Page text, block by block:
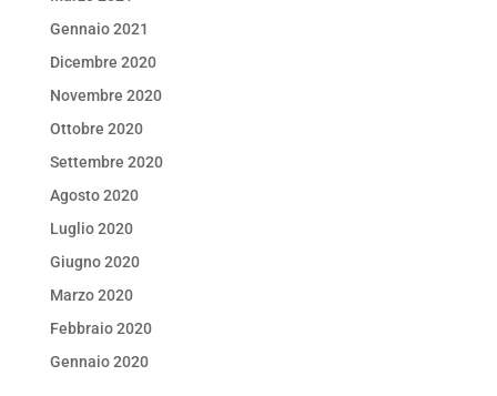
Gennaio 2021
Dicembre 2020
Novembre 2020
Ottobre 2020
Settembre 2020
Agosto 2020
Luglio 2020
Giugno 2020
Marzo 2020
Febbraio 2020
Gennaio 2020